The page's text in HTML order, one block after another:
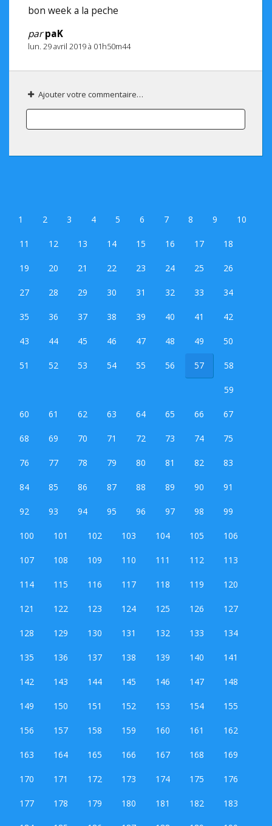
bon week a la peche
parpaK
lun. 29 avril 2019 à 01h50m44
Ajouter votre commentaire…
1 2 3 4 5 6 7 8 9 10
11 12 13 14 15 16 17 18
19 20 21 22 23 24 25 26
27 28 29 30 31 32 33 34
35 36 37 38 39 40 41 42
43 44 45 46 47 48 49 50
51 52 53 54 55 56 57 58
59
60 61 62 63 64 65 66 67
68 69 70 71 72 73 74 75
76 77 78 79 80 81 82 83
84 85 86 87 88 89 90 91
92 93 94 95 96 97 98 99
100 101 102 103 104 105 106
107 108 109 110 111 112 113
114 115 116 117 118 119 120
121 122 123 124 125 126 127
128 129 130 131 132 133 134
135 136 137 138 139 140 141
142 143 144 145 146 147 148
149 150 151 152 153 154 155
156 157 158 159 160 161 162
163 164 165 166 167 168 169
170 171 172 173 174 175 176
177 178 179 180 181 182 183